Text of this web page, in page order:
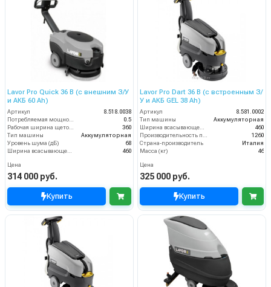
Lavor Pro Quick 36 B (с внешним З/У
и АКБ 60 Ah)
Артикул
8.518.0038
0.5
360
Тип машины
Аккумуляторная
Уровень шума (дБ)
68
460
Цена
314 000 руб.
Купить
Lavor Pro Dart 36 B (с встроенным З/
У и АКБ GEL 38 Ah)
Артикул
8.581.0002
Тип машины
Аккумуляторная
460
1260
Страна-производитель
Италия
Масса (кг)
46
Цена
325 000 руб.
Купить